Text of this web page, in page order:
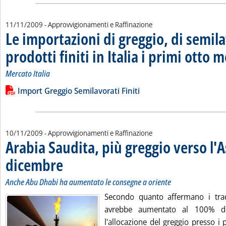
11/11/2009 - Approvvigionamenti e Raffinazione
Le importazioni di greggio, di
prodotti finiti in Italia i primi otto
Mercato Italia
Leggi tutta la notizia: 'Le importazioni di greggio, di
Lista allegati PDF alla notizia
Import Greggio Semilavorati Finiti
10/11/2009 - Approvvigionamenti e Raffinazione
Arabia Saudita, più greggio verso
dicembre . Sottotitolo: Anche Abu Dhabi ha aumentato le consegne a oriente
. Pubblicata martedì 10 novembre 2009 alle 17.27.
Anche Abu Dhabi ha aumentato le consegne a oriente
Secondo quanto affermano i
avrebbe aumentato al 100%
l'allocazione del greggio presso i